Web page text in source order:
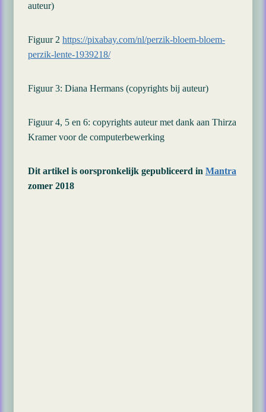
auteur)
Figuur 2 https://pixabay.com/nl/perzik-bloem-bloem-
perzik-lente-1939218/
Figuur 3: Diana Hermans (copyrights bij auteur)
Figuur 4, 5 en 6: copyrights auteur met dank aan Thirza
Kramer voor de computerbewerking
Dit artikel is oorspronkelijk gepubliceerd in Mantra
zomer 2018